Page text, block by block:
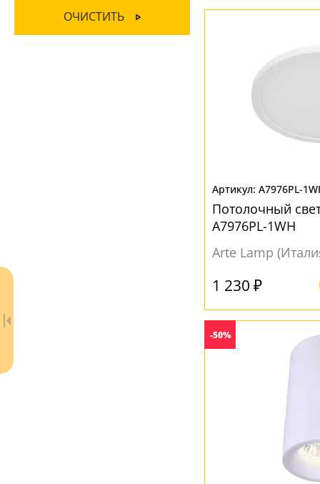
A7976PL-
Потолочный
A7976PL-1WH
Arte Lamp
1 230 ₽
-50%
ОЧИСТИТЬ